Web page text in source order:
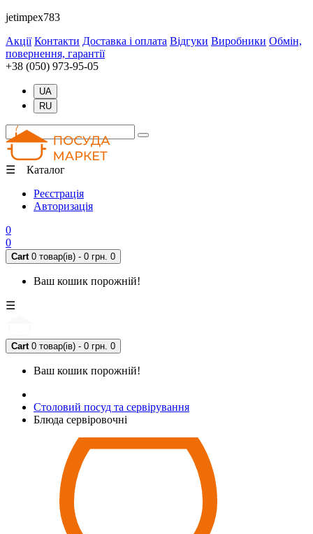
jetimpex783
Акції Контакти Доставка і оплата Відгуки Виробники Обмін,
повернення, гарантії
+38 (050) 973-95-05
UA
RU
☰ Каталог
Реєстрація
Авторизація
0
0
Cart 0 товар(ів) - 0 грн. 0
Ваш кошик порожній!
☰
Cart 0 товар(ів) - 0 грн. 0
Ваш кошик порожній!
Столовий посуд та сервірування
Блюда сервіровочні